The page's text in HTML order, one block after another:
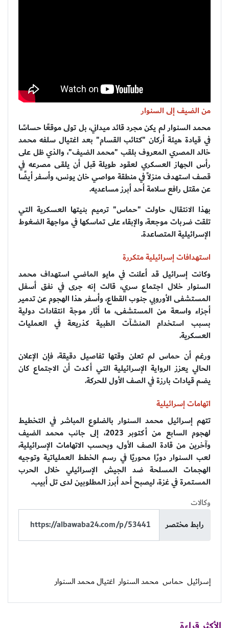
من الضيف إلى السنوار
محمد السنوار لم يكن مجرد قائد ميداني، بل تولى موقعًا حساسًا
في قيادة هيئة أركان "كتائب القسام" بعد اغتيال سلفه محمد
خالد المصري المعروف بلقب "محمد الضيف"، والذي ظل على
رأس الجهاز العسكري لعقود طويلة قبل أن يلقى مصرعه في
قصف استهدف منزلاً في منطقة مواصي خان يونس، وأسفر أيضًا
عن مقتل رافع سلامة أحد أبرز مساعديه.
بهذا الانتقال، حاولت "حماس" ترميم بنيتها العسكرية التي
تلقت ضربات موجعة، والإبقاء على تماسكها في مواجهة الضغوط
الإسرائيلية المتصاعدة.
استهدافات إسرائيلية متكررة
وكانت إسرائيل قد أعلنت في مايو الماضي استهداف محمد
السنوار خلال اجتماع سري، قالت إنه جرى في نفق أسفل
المستشفى الأوروبي جنوب القطاع، وأسفر هذا الهجوم عن تدمير
أجزاء واسعة من المستشفى، ما أثار موجة انتقادات دولية
بسبب استخدام المنشآت الطبية كذريعة في العمليات
العسكرية.
ورغم أن حماس لم تعلن وقتها تفاصيل دقيقة، فإن الإعلان
الحالي يعزز الرواية الإسرائيلية التي أكدت أن الاجتماع كان
يضم قيادات بارزة في الصف الأول للحركة.
اتهامات إسرائيلية
تتهم إسرائيل محمد السنوار بالضلوع المباشر في التخطيط
لهجوم السابع من أكتوبر 2023، إلى جانب محمد الضيف
وآخرين من قادة الصف الأول، وبحسب الاتهامات الإسرائيلية،
لعب السنوار دورًا محوريًا في رسم الخطط العملياتية وتوجيه
الهجمات المسلحة ضد الجيش الإسرائيلي خلال الحرب
المستمرة في غزة، ليصبح أحد أبرز المطلوبين لدى تل أبيب.
وكالات
رابط مختصر
إسرائيل حماس محمد السنوار اغتيال محمد السنوار